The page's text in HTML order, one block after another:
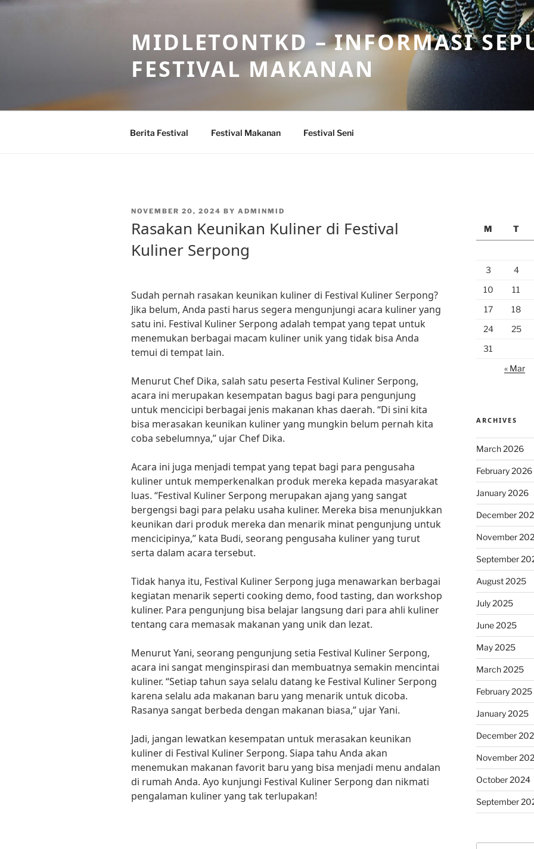
Skip
MIDLETONTKD – INFORMASI
FESTIVAL MAKANAN
Berita Festival Festival Makanan Festival Seni
POSTED
NOVEMBER 20, 2024 BY ADMINMID
Rasakan Keunikan Kuliner di Festival
Kuliner Serpong
Sudah pernah rasakan keunikan kuliner di Festival Kuliner Serpong?
Jika belum, Anda pasti harus segera mengunjungi acara kuliner yang
satu ini. Festival Kuliner Serpong adalah tempat yang tepat untuk
menemukan berbagai macam kuliner unik yang tidak bisa Anda
temui di tempat lain.
Menurut Chef Dika, salah satu peserta Festival Kuliner Serpong,
acara ini merupakan kesempatan bagus bagi para pengunjung
untuk mencicipi berbagai jenis makanan khas daerah. “Di sini kita
bisa merasakan keunikan kuliner yang mungkin belum pernah kita
coba sebelumnya,” ujar Chef Dika.
Acara ini juga menjadi tempat yang tepat bagi para pengusaha
kuliner untuk memperkenalkan produk mereka kepada masyarakat
luas. “Festival Kuliner Serpong merupakan ajang yang sangat
bergengsi bagi para pelaku usaha kuliner. Mereka bisa menunjukkan
keunikan dari produk mereka dan menarik minat pengunjung untuk
mencicipinya,” kata Budi, seorang pengusaha kuliner yang turut
serta dalam acara tersebut.
Tidak hanya itu, Festival Kuliner Serpong juga menawarkan berbagai
kegiatan menarik seperti cooking demo, food tasting, dan workshop
kuliner. Para pengunjung bisa belajar langsung dari para ahli kuliner
tentang cara memasak makanan yang unik dan lezat.
Menurut Yani, seorang pengunjung setia Festival Kuliner Serpong,
acara ini sangat menginspirasi dan membuatnya semakin mencintai
kuliner. “Setiap tahun saya selalu datang ke Festival Kuliner Serpong
karena selalu ada makanan baru yang menarik untuk dicoba.
Rasanya sangat berbeda dengan makanan biasa,” ujar Yani.
Jadi, jangan lewatkan kesempatan untuk merasakan keunikan
kuliner di Festival Kuliner Serpong. Siapa tahu Anda akan
menemukan makanan favorit baru yang bisa menjadi menu andalan
di rumah Anda. Ayo kunjungi Festival Kuliner Serpong dan nikmati
pengalaman kuliner yang tak terlupakan!
M
T
3
4
10
11
17
18
24
25
31
« Mar
ARCHIVES
March 2026
February 2026
January 2026
December
November
September
August 2025
July 2025
June 2025
May 2025
March 2025
February 2025
January 2025
December
November
October 2024
September